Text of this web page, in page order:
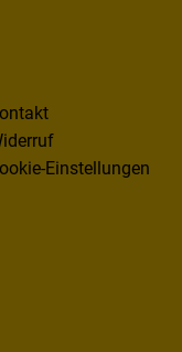
Einstellungen